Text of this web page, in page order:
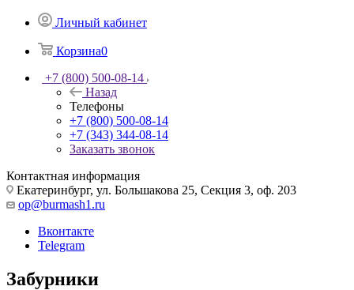
Личный кабинет
Корзина0
+7 (800) 500-08-14
Назад
Телефоны
+7 (800) 500-08-14
+7 (343) 344-08-14
Заказать звонок
Контактная информация
Екатеринбург, ул. Большакова 25, Секция 3, оф. 203
op@burmash1.ru
Вконтакте
Telegram
Забурники